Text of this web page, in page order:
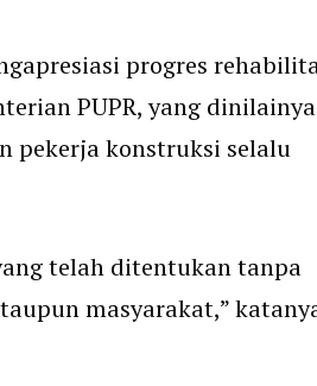
progres
PUPR, yang dinilainya
pekerja konstruksi selalu
telah ditentukan tanpa
masyarakat,”